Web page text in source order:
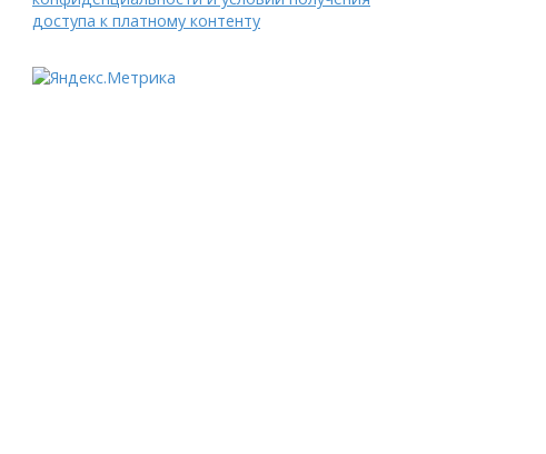
доступа к платному контенту